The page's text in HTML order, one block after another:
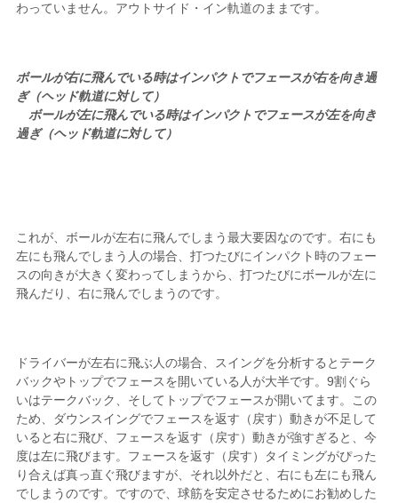
わっていません。アウトサイド・イン軌道のままです。
ボールが右に飛んでいる時はインパクトでフェースが右を向き過
ぎ（ヘッド軌道に対して）
ボールが左に飛んでいる時はインパクトでフェースが左を向き
過ぎ（ヘッド軌道に対して）
これが、ボールが左右に飛んでしまう最大要因なのです。右にも
左にも飛んでしまう人の場合、打つたびにインパクト時のフェー
スの向きが大きく変わってしまうから、打つたびにボールが左に
飛んだり、右に飛んでしまうのです。
ドライバーが左右に飛ぶ人の場合、スイングを分析するとテーク
バックやトップでフェースを開いている人が大半です。9割ぐら
いはテークバック、そしてトップでフェースが開いてます。この
ため、ダウンスイングでフェースを返す（戻す）動きが不足して
いると右に飛び、フェースを返す（戻す）動きが強すぎると、今
度は左に飛びます。フェースを返す（戻す）タイミングがぴった
り合えば真っ直ぐ飛びますが、それ以外だと、右にも左にも飛ん
でしまうのです。ですので、球筋を安定させるためにお勧めした